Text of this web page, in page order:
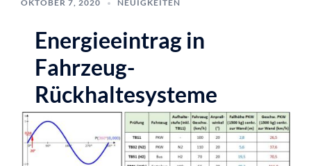
OKTOBER 7, 2020 NEUIGKEITEN
Energieeintrag in
Fahrzeug-
Rückhaltesysteme